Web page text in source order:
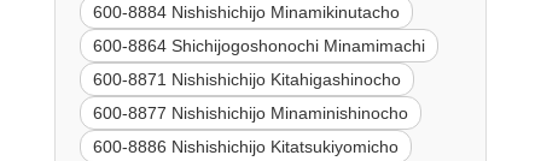
600-8884 Nishishichijo Minamikinutacho
600-8864 Shichijogoshonochi Minamimachi
600-8871 Nishishichijo Kitahigashinocho
600-8877 Nishishichijo Minaminishinocho
600-8886 Nishishichijo Kitatsukiyomicho